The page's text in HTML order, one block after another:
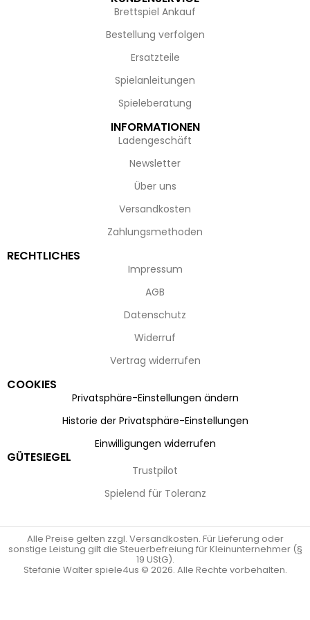
Brettspiel Ankauf
Bestellung verfolgen
Ersatzteile
Spielanleitungen
Spieleberatung
INFORMATIONEN
Ladengeschäft
Newsletter
Über uns
Versandkosten
Zahlungsmethoden
RECHTLICHES
Impressum
AGB
Datenschutz
Widerruf
Vertrag widerrufen
COOKIES
Privatsphäre-Einstellungen ändern
Historie der Privatsphäre-Einstellungen
Einwilligungen widerrufen
GÜTESIEGEL
Trustpilot
Spielend für Toleranz
Alle Preise gelten zzgl. Versandkosten. Für Lieferung oder
sonstige Leistung gilt die Steuerbefreiung für Kleinunternehmer (§
19 UStG).
Stefanie Walter spiele4us © 2026. Alle Rechte vorbehalten.